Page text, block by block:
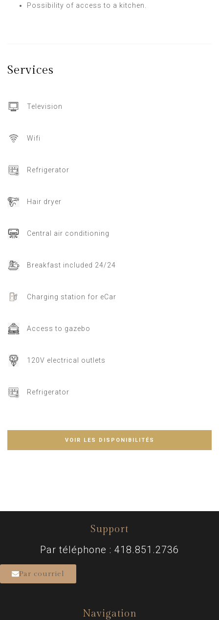
Possibility of access to a kitchen.
Services
Television
Wifi
Refrigerator
Hair dryer
Central air conditioning
Breakfast included 24/24
Charging station for eCar
Access to gazebo
120V electrical outlets
Refrigerator
VOIR LES DISPONIBILITÉS
Support
Par téléphone : 418.851.2736
Par courriel
Navigation